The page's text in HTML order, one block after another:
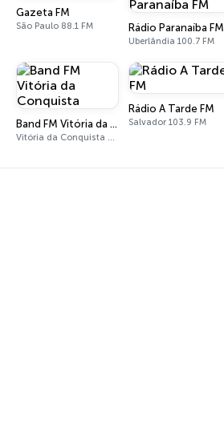
Gazeta FM
São Paulo 88.1 FM Rádio Paranaíba FM
Uberlândia 100.7 FM
Band FM Vitória da Conquista
Vitória da Conquista 99.1 FM
Rádio A Tarde FM
Salvador 103.9 FM